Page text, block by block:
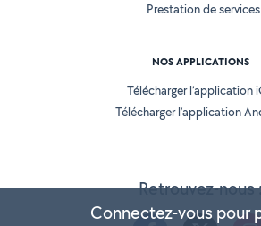
Retrouvez-nous
Prestation de services
NOS APPLICATIONS
Télécharger l’application
Télécharger l’application
Connectez-vous pour